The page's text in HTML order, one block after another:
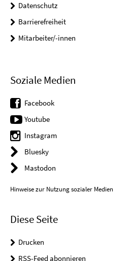
Datenschutz
Barrierefreiheit
Mitarbeiter/-innen
Soziale Medien
Facebook
Youtube
Instagram
Bluesky
Mastodon
Hinweise zur Nutzung sozialer Medien
Diese Seite
Drucken
RSS-Feed abonnieren